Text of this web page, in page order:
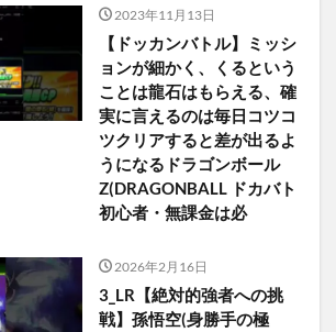
2023年11月13日
【ドッカンバトル】ミッシ
ョンが細かく、くるという
ことは龍石はもらえる、確
実に言えるのは毎日コツコ
ツクリアすると差が出るよ
うになるドラゴンボール
Z(DRAGONBALL ドカバト
初心者・無課金は必
2026年2月16日
3_LR【絶対的強者への挑
戦】孫悟空(身勝手の極